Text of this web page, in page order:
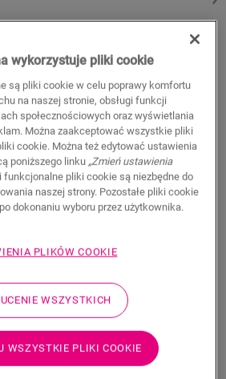
M2
rising damp
heating (only lmp)
wykorzystuje pliki cookie
są pliki cookie w celu poprawy komfortu
na naszej stronie, obsługi funkcji
społecznościowych oraz wyświetlania
Można zaakceptować wszystkie pliki
cookie. Można też edytować ustawienia
poniższego linku „Zmień ustawienia
funkcjonalne pliki cookie są niezbędne do
naszej strony. Pozostałe pliki cookie
dokonaniu wyboru przez użytkownika.
PLIKÓW COOKIE
WSZYSTKICH
WSZYSTKIE PLIKI COOKIE